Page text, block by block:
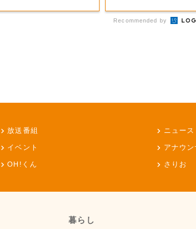
Recommended by
放送番組 ニュース
イベント アナウ
OH!くん さりお
暮らし